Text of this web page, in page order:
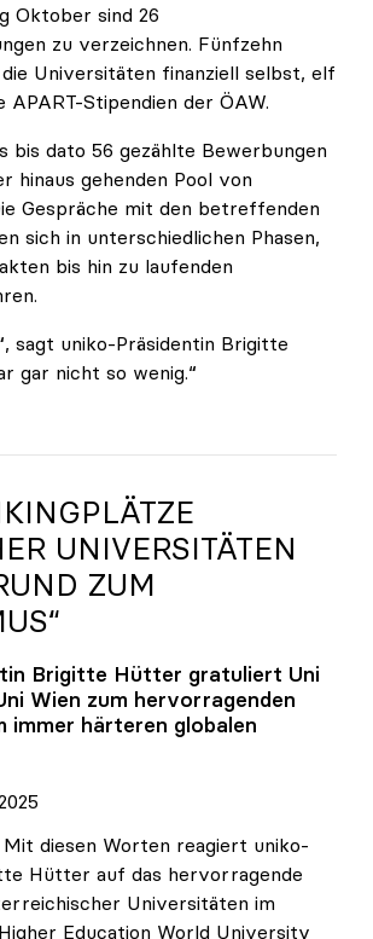
Oktober sind 26
zu verzeichnen. Fünfzehn
Universitäten finanziell selbst, elf
Stipendien der ÖAW.
bis dato 56 gezählte Bewerbungen
hinaus gehenden Pool von
Gespräche mit den betreffenden
sich in unterschiedlichen Phasen,
bis hin zu laufenden
sagt uniko-Präsidentin Brigitte
gar nicht so wenig.“
US-Forscher:innen an
UNIVERSITÄTEN
ZUM
Brigitte Hütter gratuliert Uni
Wien zum hervorragenden
immer härteren globalen
Mit diesen Worten reagiert uniko-
Hütter auf das hervorragende
Universitäten im
Education World University